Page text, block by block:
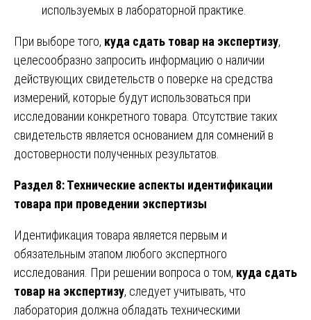
используемых в лабораторной практике.
При выборе того, куда сдать товар на экспертизу,
целесообразно запросить информацию о наличии
действующих свидетельств о поверке на средства
измерений, которые будут использоваться при
исследовании конкретного товара. Отсутствие таких
свидетельств является основанием для сомнений в
достоверности полученных результатов.
Раздел 8: Технические аспекты идентификации
товара при проведении экспертизы
Идентификация товара является первым и
обязательным этапом любого экспертного
исследования. При решении вопроса о том, куда сдать
товар на экспертизу, следует учитывать, что
лаборатория должна обладать техническими